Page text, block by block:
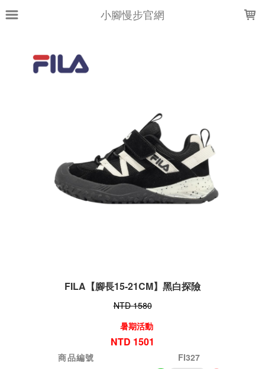
小腳慢步官網
FILA【腳長15-21CM】黑白探險
NTD 1580
暑期活動
NTD 1501
商品編號
FI327